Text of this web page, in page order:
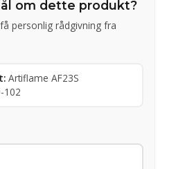
om dette produkt?
personlig rådgivning fra
Artiflame AF23S
102